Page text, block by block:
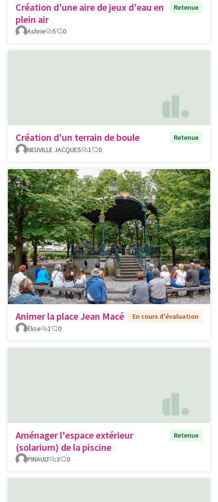
Création d'une aire de jeux d'eau en
plein air
Retenue
Ashrie 5 0
Création d'un terrain de boule
Retenue
NEUVILLE JACQUES
1 0
Animer la place Jean Macé
En cours d'évaluation
Élise
1 0
Aménager l'espace extérieur
(solarium) de la piscine
Retenue
PINAULT 3 0